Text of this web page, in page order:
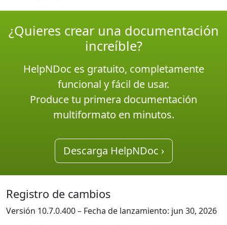
¿Quieres crear una documentación
increíble?
HelpNDoc es gratuito, completamente
funcional y fácil de usar.
Produce tu primera documentación
multiformato en minutos.
Descarga HelpNDoc ›
Registro de cambios
Versión 10.7.0.400 – Fecha de lanzamiento: jun 30, 2026